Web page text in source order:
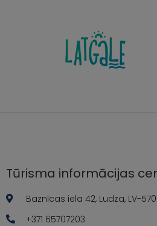
Tūrisma informācijas
Baznīcas iela 42, Ludza, LV-
+371 65707203